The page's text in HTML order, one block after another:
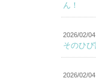
ん！
2026/02/04
そのひ
2026/02/04